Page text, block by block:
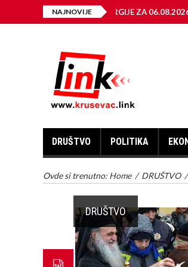
NAJNOVIJE
ENERGIJE ZA 06.08.2026.
DRUŠTVO POLITIKA
Ovde si trenutno: Home / DRUŠTVO
DRUŠTVO